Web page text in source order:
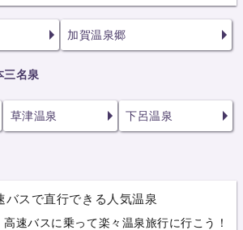
加賀温泉郷
三名泉
草津温泉 下呂温泉
バスで直行できる人気温泉
高速バスに乗って楽々温泉旅行に行こう！